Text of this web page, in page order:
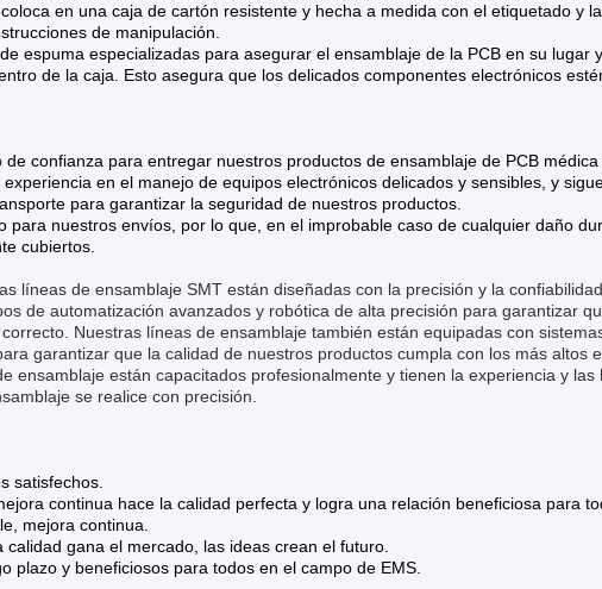
en una caja de cartón resistente y hecha a medida con el etiquetado y
de manipulación.
espuma especializadas para asegurar el ensamblaje de la PCB en su lugar
de la caja. Esto asegura que los delicados componentes electrónicos
confianza para entregar nuestros productos de ensamblaje de PCB médica
en el manejo de equipos electrónicos delicados y sensibles, y
para garantizar la seguridad de nuestros productos.
para nuestros envíos, por lo que, en el improbable caso de cualquier daño
cubiertos.
líneas de ensamblaje SMT están diseñadas con la precisión y la
de automatización avanzados y robótica de alta precisión para garantizar
Nuestras líneas de ensamblaje también están equipadas con
garantizar que la calidad de nuestros productos cumpla con los más altos
ensamblaje están capacitados profesionalmente y tienen la experiencia y las
se realice con precisión.
satisfechos.
continua hace la calidad perfecta y logra una relación beneficiosa para
mejora continua.
gana el mercado, las ideas crean el futuro.
plazo y beneficiosos para todos en el campo de EMS.